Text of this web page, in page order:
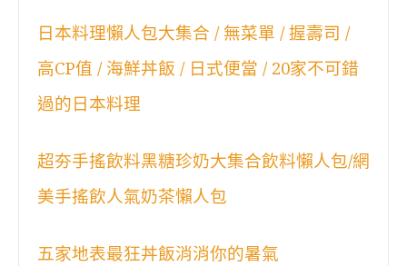
日本料理懶人包大集合 / 無菜單 / 握壽司 /
高CP值 / 海鮮丼飯 / 日式便當 / 20家不可錯
過的日本料理
超夯手搖飲料黑糖珍奶大集合飲料懶人包/網
美手搖飲人氣奶茶懶人包
五家地表最狂丼飯消消你的暑氣